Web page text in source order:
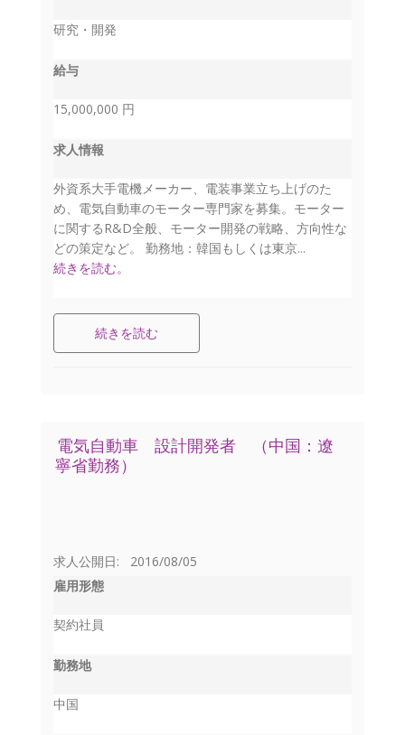
研究・開発
給与
15,000,000 円
求人情報
外資系大手電機メーカー、電装事業立ち上げのた
め、電気自動車のモーター専門家を募集。モーター
に関するR&D全般、モーター開発の戦略、方向性な
どの策定など。 勤務地：韓国もしくは東京...
続きを読む。
続きを読む
電気自動車 設計開発者 （中国：遼
寧省勤務）
求人公開日: 2016/08/05
雇用形態
契約社員
勤務地
中国